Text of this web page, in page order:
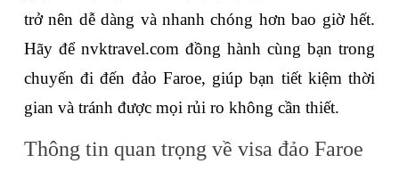
trở nên dễ dàng và nhanh chóng hơn bao giờ hết.
Hãy để nvktravel.com đồng hành cùng bạn trong
chuyến đi đến đảo Faroe, giúp bạn tiết kiệm thời
gian và tránh được mọi rủi ro không cần thiết.
Thông tin quan trọng về visa đảo Faroe